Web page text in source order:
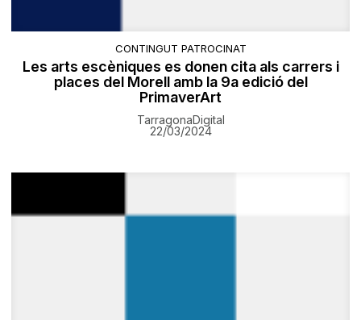
CONTINGUT PATROCINAT
Les arts escèniques es donen cita als carrers i
places del Morell amb la 9a edició del
PrimaverArt
TarragonaDigital
22/03/2024